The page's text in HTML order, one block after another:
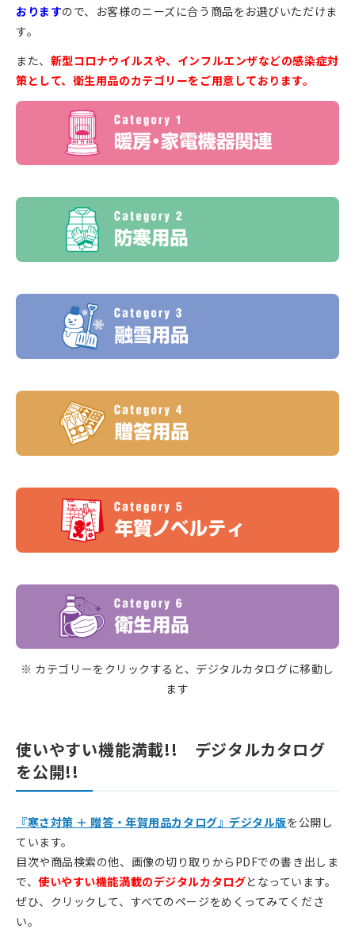
おりますので、お客様のニーズに合う商品をお選びいただけま
す。
また、 新型コロナウイルスや、インフルエンザなどの感染症対
策として、衛生用品のカテゴリーをご用意しております。
※ カテゴリーをクリックすると、デジタルカタログに移動し
ます
使いやすい機能満載!! デジタルカタログ
を公開!!
『寒さ対策 ＋ 贈答・年賀用品カタログ』デジタル版を公開し
ています。
目次や商品検索の他、画像の切り取りからPDFでの書き出しま
で、使いやすい機能満載のデジタルカタログとなっています。
ぜひ、クリックして、すべてのページをめくってみてくださ
い。